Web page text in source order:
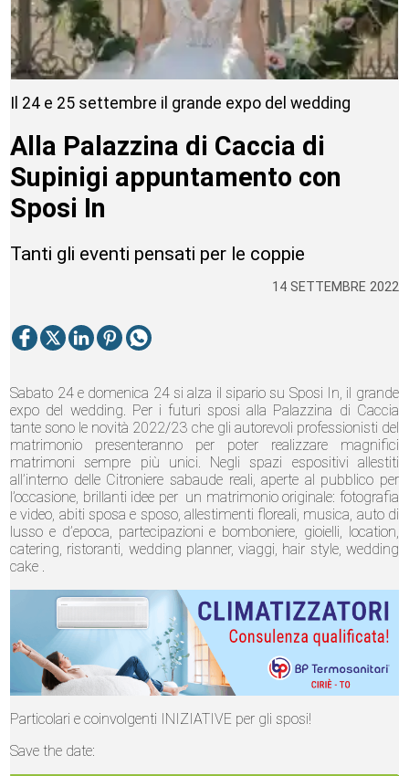
14 SETTEMBRE 2022
Il 24 e 25 settembre il grande expo del wedding
Alla Palazzina di Caccia di
Supinigi appuntamento con
Sposi In
Tanti gli eventi pensati per le coppie
Sabato 24 e domenica 24 si alza il sipario su Sposi In, il grande
expo del wedding. Per i futuri sposi alla Palazzina di Caccia
tante sono le novità 2022/23 che gli autorevoli professionisti del
matrimonio presenteranno per poter realizzare magnifici
matrimoni sempre più unici. Negli spazi espositivi allestiti
all’interno delle Citroniere sabaude reali, aperte al pubblico per
l’occasione, brillanti idee per un matrimonio originale: fotografia
e video, abiti sposa e sposo, allestimenti floreali, musica, auto di
lusso e d’epoca, partecipazioni e bomboniere, gioielli, location,
catering, ristoranti, wedding planner, viaggi, hair style, wedding
cake .
Particolari e coinvolgenti INIZIATIVE per gli sposi!
Save the date: